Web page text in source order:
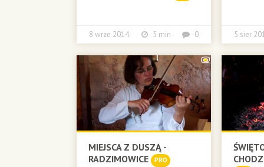
8 wrze 2014 5 min 0 5 sier
MIEJSCA Z DUSZĄ -
RADZIMOWICE
PRO